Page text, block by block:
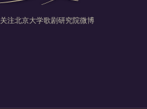
关注北京大学歌剧研究院微博